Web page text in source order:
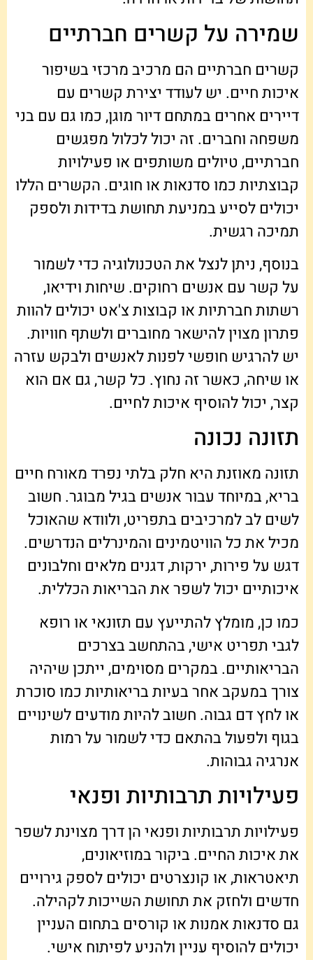
שמירה על קשרים חברתיים
קשרים חברתיים הם מרכיב מרכזי בשיפור
איכות חיים. יש לעודד יצירת קשרים עם
דיירים אחרים במתחם דיור מוגן, כמו גם עם בני
משפחה וחברים. זה יכול לכלול מפגשים
חברתיים, טיולים משותפים או פעילויות
קבוצתיות כמו סדנאות או חוגים. הקשרים הללו
יכולים לסייע במניעת תחושת בדידות ולספק
תמיכה רגשית.
בנוסף, ניתן לנצל את הטכנולוגיה כדי לשמור
על קשר עם אנשים רחוקים. שיחות וידיאו,
רשתות חברתיות או קבוצות צ'אט יכולים להוות
פתרון מצוין להישאר מחוברים ולשתף חוויות.
יש להרגיש חופשי לפנות לאנשים ולבקש עזרה
או שיחה, כאשר זה נחוץ. כל קשר, גם אם הוא
קצר, יכול להוסיף איכות לחיים.
תזונה נכונה
תזונה מאוזנת היא חלק בלתי נפרד מאורח חיים
בריא, במיוחד עבור אנשים בגיל מבוגר. חשוב
לשים לב למרכיבים בתפריט, ולוודא שהאוכל
מכיל את כל הוויטמינים והמינרלים הנדרשים.
דגש על פירות, ירקות, דגנים מלאים וחלבונים
איכותיים יכול לשפר את הבריאות הכללית.
כמו כן, מומלץ להתייעץ עם תזונאי או רופא
לגבי תפריט אישי, בהתחשב בצרכים
הבריאותיים. במקרים מסוימים, ייתכן שיהיה
צורך במעקב אחר בעיות בריאותיות כמו סוכרת
או לחץ דם גבוה. חשוב להיות מודעים לשינויים
בגוף ולפעול בהתאם כדי לשמור על רמות
אנרגיה גבוהות.
פעילויות תרבותיות ופנאי
פעילויות תרבותיות ופנאי הן דרך מצוינת לשפר
את איכות החיים. ביקור במוזיאונים,
תיאטראות, או קונצרטים יכולים לספק גירויים
חדשים ולחזק את תחושת השייכות לקהילה.
גם סדנאות אמנות או קורסים בתחום העניין
יכולים להוסיף עניין ולהניע לפיתוח אישי.